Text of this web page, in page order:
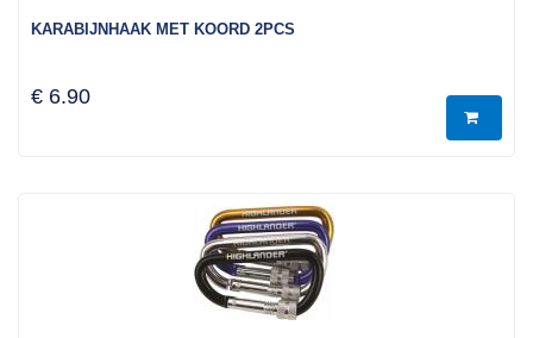
KARABIJNHAAK MET KOORD 2PCS
€ 6.90